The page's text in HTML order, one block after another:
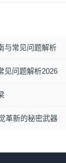
与常见问题解析
见问题解析2026
革新的秘密武器